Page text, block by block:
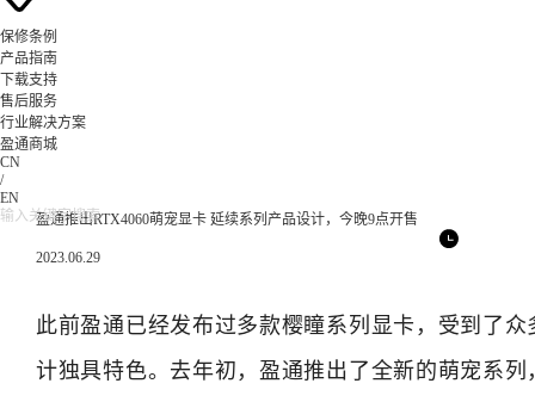
保修条例
产品指南
下载支持
售后服务
行业解决方案
盈通商城
CN
/
EN
盈通推出RTX4060萌宠显卡 延续系列产品设计，今晚9点开售
2023.06.29
此前盈通已经发布过多款樱瞳系列显卡，受到了
计独具特色。去年初，盈通推出了全新的萌宠系